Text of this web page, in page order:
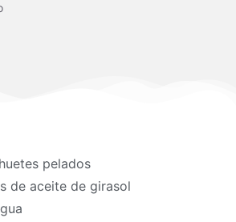
pelados
de aceite de girasol